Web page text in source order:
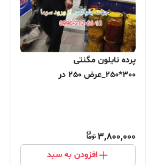
پرده نایلون مگنتی
300*250_عرض 250 در
3,800,000
افزودن به سبد